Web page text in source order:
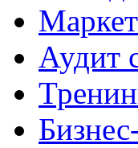
Аудит